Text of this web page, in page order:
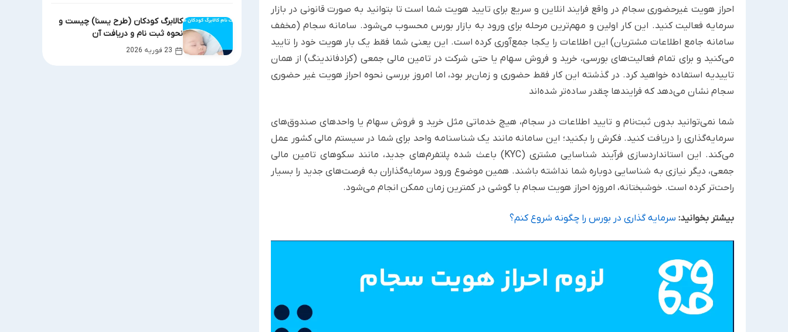
احراز هویت غیرحضوری سجام در واقع فرایند انلاین و سریع برای تایید هویت شما است تا بتوانید به صورت قانونی در بازار
سرمایه فعالیت کنید. این کار اولین و مهم‌ترین مرحله برای ورود به بازار بورس محسوب می‌شود. سامانه سجام (مخفف
سامانه جامع اطلاعات مشتریان) این اطلاعات را یکجا جمع‌آوری کرده است. این یعنی شما فقط یک بار هویت خود را تایید
می‌کنید و برای تمام فعالیت‌های بورسی، خرید و فروش سهام یا حتی شرکت در تامین مالی جمعی (کرادفاندینگ) از همان
تاییدیه استفاده خواهید کرد. در گذشته این کار فقط حضوری و زمان‌بر بود، اما امروز بررسی نحوه احراز هویت غیر حضوری
سجام نشان می‌دهد که فرایندها چقدر ساده‌تر شده‌اند
شما نمی‌توانید بدون ثبت‌نام و تایید اطلاعات در سجام، هیچ خدماتی مثل خرید و فروش سهام یا واحدهای صندوق‌های
سرمایه‌گذاری را دریافت کنید. فکرش را بکنید؛ این سامانه مانند یک شناسنامه واحد برای شما در سیستم مالی کشور عمل
می‌کند. این استانداردسازی فرآیند شناسایی مشتری (KYC) باعث شده پلتفرم‌های جدید، مانند سکوهای تامین مالی
جمعی، دیگر نیازی به شناسایی دوباره شما نداشته باشند. همین موضوع ورود سرمایه‌گذاران به فرصت‌های جدید را بسیار
راحت‌تر کرده است. خوشبختانه، امروزه احراز هویت سجام با گوشی در کمترین زمان ممکن انجام می‌شود.
بیشتر بخوانید: سرمایه گذاری در بورس را چگونه شروع کنم؟
کالابرگ کودکان (طرح یسنا) چیست و
نحوه ثبت نام و دریافت آن
23 فوریه 2026